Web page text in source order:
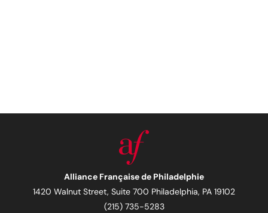
Alliance Française de Philadelphie
1420 Walnut Street, Suite 700 Philadelphia, PA 19102
(215) 735-5283